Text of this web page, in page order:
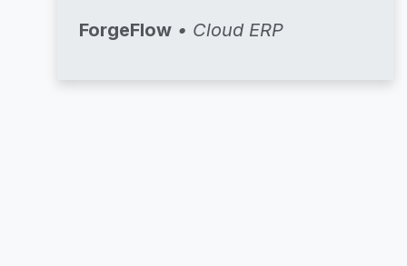
ForgeFlow • Cloud ERP